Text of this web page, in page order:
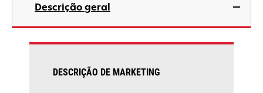
nova
guia
Descrição geral
DESCRIÇÃO DE MARKETING